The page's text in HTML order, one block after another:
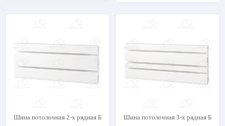
Шина потолочная 2-х рядная Б Шина потолочная 3-х рядная Б